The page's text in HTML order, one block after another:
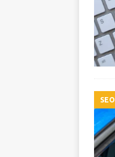
SEO